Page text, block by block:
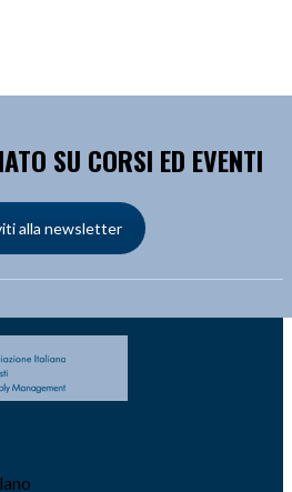
SU CORSI ED EVENTI
alla newsletter